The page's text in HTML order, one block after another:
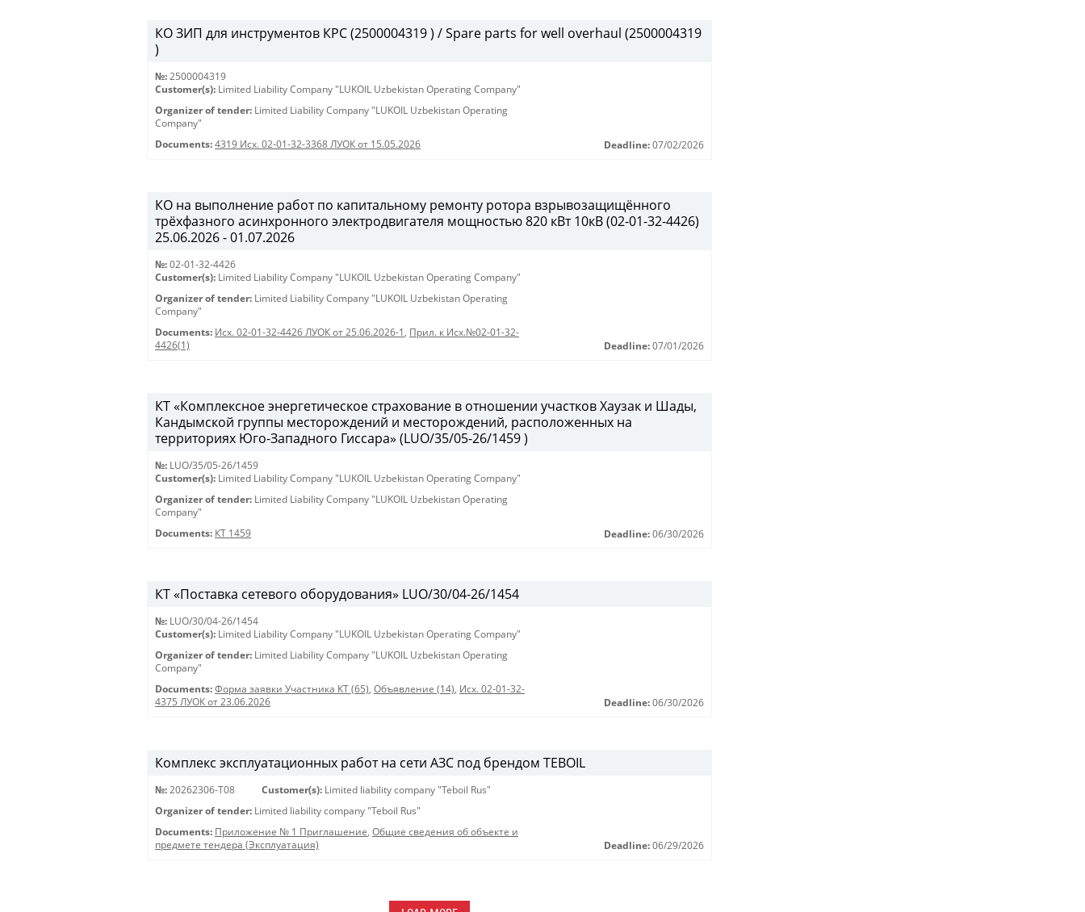
КО ЗИП для инструментов КРС (2500004319 ) / Spare parts for well overhaul (2500004319
)
№: 2500004319
Customer(s): Limited Liability Company "LUKOIL Uzbekistan Operating Company"
Organizer of tender: Limited Liability Company "LUKOIL Uzbekistan Operating
Company"
Documents: 4319 Исх. 02-01-32-3368 ЛУОК от 15.05.2026 Deadline: 07/02/2026
КО на выполнение работ по капитальному ремонту ротора взрывозащищённого
трёхфазного асинхронного электродвигателя мощностью 820 кВт 10кВ (02-01-32-4426)
25.06.2026 - 01.07.2026
№: 02-01-32-4426
Customer(s): Limited Liability Company "LUKOIL Uzbekistan Operating Company"
Organizer of tender: Limited Liability Company "LUKOIL Uzbekistan Operating
Company"
Documents: Исх. 02-01-32-4426 ЛУОК от 25.06.2026-1 , Прил. к Исх.№02-01-32-
4426(1)
Deadline: 07/01/2026
КТ «Комплексное энергетическое страхование в отношении участков Хаузак и Шады,
Кандымской группы месторождений и месторождений, расположенных на
территориях Юго-Западного Гиссара» (LUO/35/05-26/1459 )
№: LUO/35/05-26/1459
Customer(s): Limited Liability Company "LUKOIL Uzbekistan Operating Company"
Organizer of tender: Limited Liability Company "LUKOIL Uzbekistan Operating
Company"
Documents: КТ 1459 Deadline: 06/30/2026
КТ «Поставка сетевого оборудования» LUO/30/04-26/1454
№: LUO/30/04-26/1454
Customer(s): Limited Liability Company "LUKOIL Uzbekistan Operating Company"
Organizer of tender: Limited Liability Company "LUKOIL Uzbekistan Operating
Company"
Documents: Форма заявки Участника КТ (65), Объявление (14), Исх. 02-01-32-
4375 ЛУОК от 23.06.2026
Deadline: 06/30/2026
Комплекс эксплуатационных работ на сети АЗС под брендом TEBOIL
№: 20262306-Т08 Customer(s): Limited liability company "Teboil Rus"
Organizer of tender: Limited liability company "Teboil Rus"
Documents: Приложение № 1 Приглашение, Общие сведения об объекте и
предмете тендера (Эксплуатация)
Deadline: 06/29/2026